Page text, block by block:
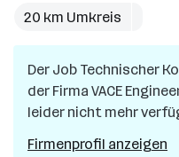
20 km Umkreis
Der Job Technischer
der Firma VACE
leider nicht mehr
Firmenprofil anzeigen